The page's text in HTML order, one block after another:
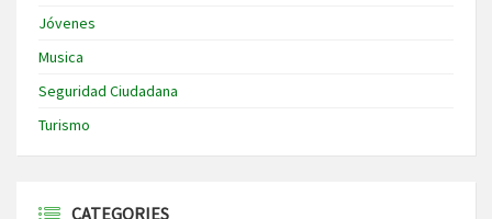
Jóvenes
Musica
Seguridad Ciudadana
Turismo
CATEGORIES